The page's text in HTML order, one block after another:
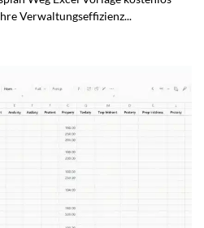
Verwaltungseffizienz...